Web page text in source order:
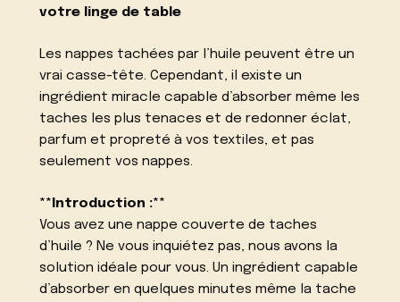
votre linge de table
Les nappes tachées par l’huile peuvent être un
vrai casse-tête. Cependant, il existe un
ingrédient miracle capable d’absorber même les
taches les plus tenaces et de redonner éclat,
parfum et propreté à vos textiles, et pas
seulement vos nappes.
**Introduction :**
Vous avez une nappe couverte de taches
d’huile ? Ne vous inquiétez pas, nous avons la
solution idéale pour vous. Un ingrédient capable
d’absorber en quelques minutes même la tache